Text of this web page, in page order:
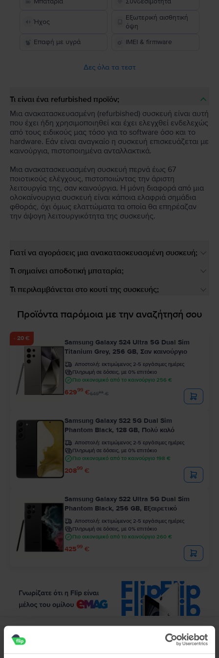
Ήχος
Εξωτερική αισθητική
όψη
Επαφή με υγρά
IMEI & firmware
Δες όλα τα τεστ
Τι είναι ένα refurbished προϊόν;
Μια ανακατασκευασμένη (refurbished) συσκευή είναι αυτή
που έχει ήδη χρησιμοποιηθεί και έχει ελεγχθεί ενδελεχώς
από τους ειδικούς μας τόσο για το software όσο και το
hardware. Εάν είναι αναγκαίο η συσκευή επισκευάζεται με
καινούργια, πιστοποιημένα ανταλλακτικά.
Μια ανακατασκευασμένη συσκευή περνά έως 67
ποιοτικούς ελέγχους, πιστοποιώντας την άριστη
λειτουργία της, σαν καινούργια. Η μόνη διαφορά από μια
ολοκαίνουργια συσκευή είναι κάποια ελαφριά σημάδια
φθοράς, όχι όμως ελαττώματα τα οποία θα επηρέαζαν
την άψογη λειτουργικότητα της συσκευής.
Γιατί να αγοράσεις μια ανακατασκευασμένη συσκευή;
Τι σημαίνει αποδοτική μπαταρία;
Τι περιλαμβάνεται στο κουτί της συσκευής;
Προϊόντα παρόμοια με την αναζήτησή σου
- 20 €
Samsung Galaxy S24 Ultra 5G Dual Sim
Titanium Grey, 256 GB, Σαν καινούργιο
Αποστολή: εκτιμώμενος 2-5 εργάσιμες ημέρες
Πληρωμή σε δόσεις, με 0% επιτόκιο
Πιο οικονομικό από το καινούργιο 256 €
62999 €64999€
Samsung Galaxy S22 5G Dual Sim
Phantom Black, 128 GB, Πολύ καλό
Αποστολή: εκτιμώμενος 2-5 εργάσιμες ημέρες
Πληρωμή σε δόσεις, με 0% επιτόκιο
Πιο οικονομικό από το καινούργιο 198 €
20899 €
Samsung Galaxy S22 Ultra 5G Dual Sim
Phantom Black, 256 GB, Εξαιρετικό
Αποστολή: εκτιμώμενος 2-5 εργάσιμες ημέρες
Πληρωμή σε δόσεις, με 0% επιτόκιο
Πιο οικονομικό από το καινούργιο 260 €
42599 €
Περιγραφή